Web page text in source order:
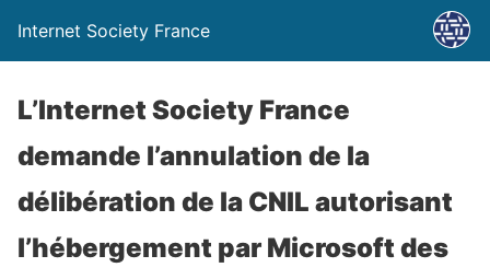
Internet Society France
L’Internet Society France
demande l’annulation de la
délibération de la CNIL autorisant
l’hébergement par Microsoft des